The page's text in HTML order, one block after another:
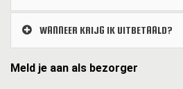
WANNEER KRIJG IK UITBETAALD?
Meld je aan als bezorger